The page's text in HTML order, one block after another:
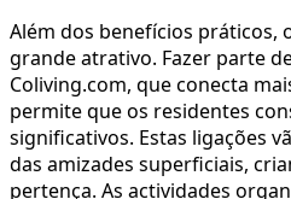
Além dos benefícios práticos,
grande atrativo. Fazer parte
Coliving.com, que conecta
permite que os residentes
significativos. Estas ligações
das amizades superficiais,
pertença. As actividades